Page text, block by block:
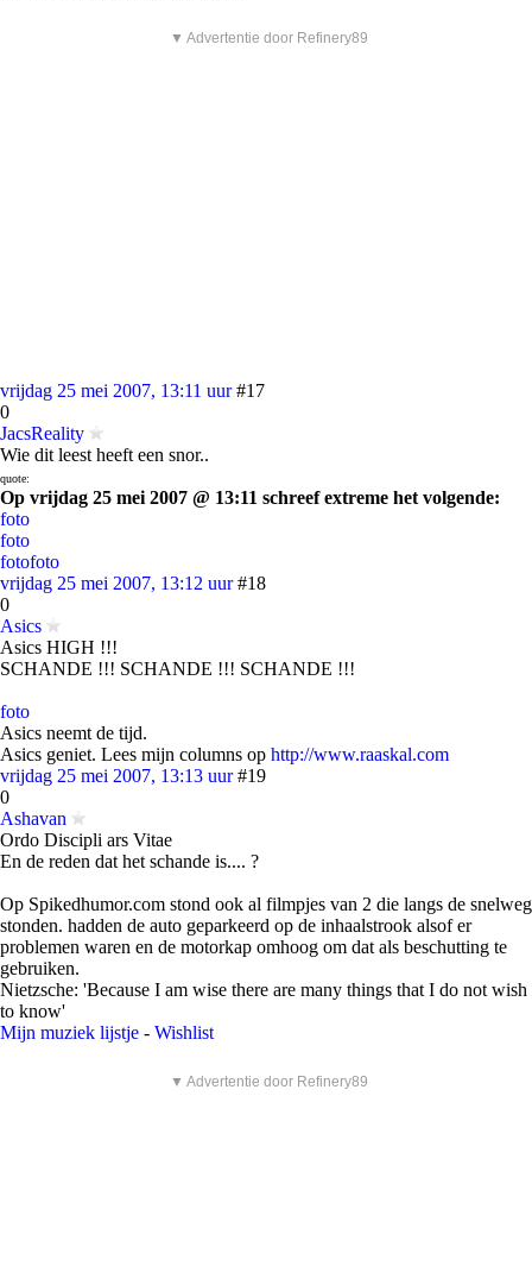
▼ Advertentie door Refinery89
vrijdag 25 mei 2007, 13:11 uur #17
0
JacsReality
Wie dit leest heeft een snor..
quote:
Op vrijdag 25 mei 2007 @ 13:11 schreef extreme het volgende:
foto
foto
fotofoto
vrijdag 25 mei 2007, 13:12 uur #18
0
Asics
Asics HIGH !!!
SCHANDE !!! SCHANDE !!! SCHANDE !!!
foto
Asics neemt de tijd.
Asics geniet. Lees mijn columns op http://www.raaskal.com
vrijdag 25 mei 2007, 13:13 uur #19
0
Ashavan
Ordo Discipli ars Vitae
En de reden dat het schande is.... ?
Op Spikedhumor.com stond ook al filmpjes van 2 die langs de snelweg
stonden. hadden de auto geparkeerd op de inhaalstrook alsof er
problemen waren en de motorkap omhoog om dat als beschutting te
gebruiken.
Nietzsche: 'Because I am wise there are many things that I do not wish
to know'
Mijn muziek lijstje - Wishlist
▼ Advertentie door Refinery89